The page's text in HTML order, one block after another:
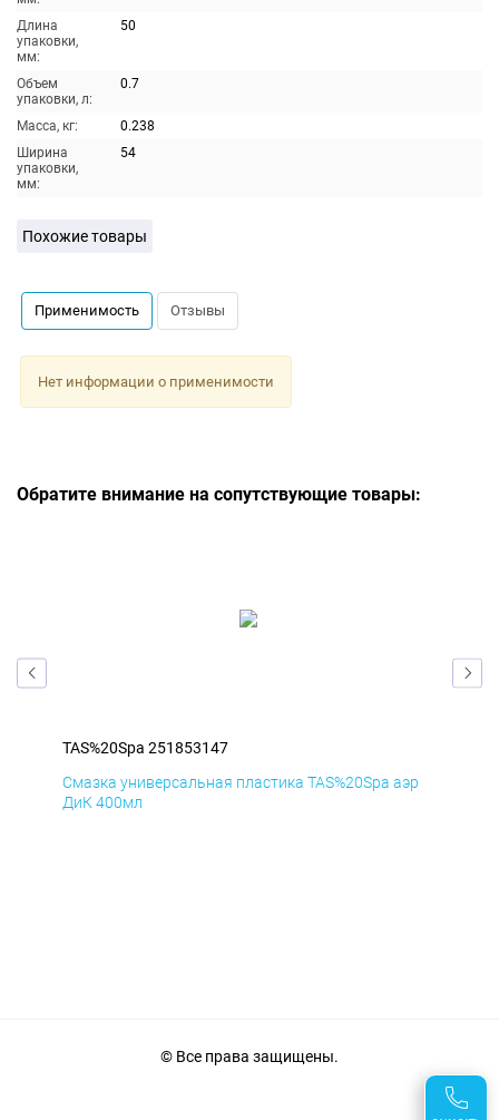
Длина
упаковки,
мм:
50
Объем
упаковки, л:
0.7
Масса, кг:
0.238
Ширина
упаковки,
мм:
54
Похожие товары
Применимость Отзывы
Нет информации о применимости
Обратите внимание на сопутствующие товары:
TAS%20Spa 251853147
Смазка универсальная пластика TAS%20Spa аэр
ДиК 400мл
© Все права защищены.